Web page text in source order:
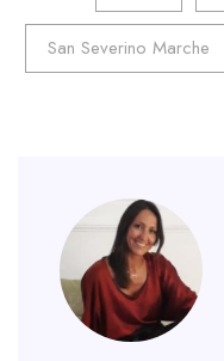
ok n
San Severino Marche